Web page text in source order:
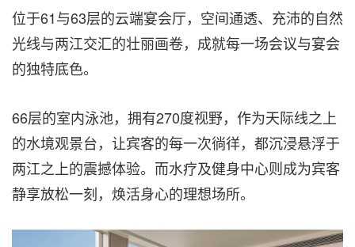
位于61与63层的云端宴会厅，空间通透、充沛的自然
光线与两江交汇的壮丽画卷，成就每一场会议与宴会
的独特底色。
66层的室内泳池，拥有270度视野，作为天际线之上
的水境观景台，让宾客的每一次徜徉，都沉浸悬浮于
两江之上的震撼体验。而水疗及健身中心则成为宾客
静享放松一刻，焕活身心的理想场所。